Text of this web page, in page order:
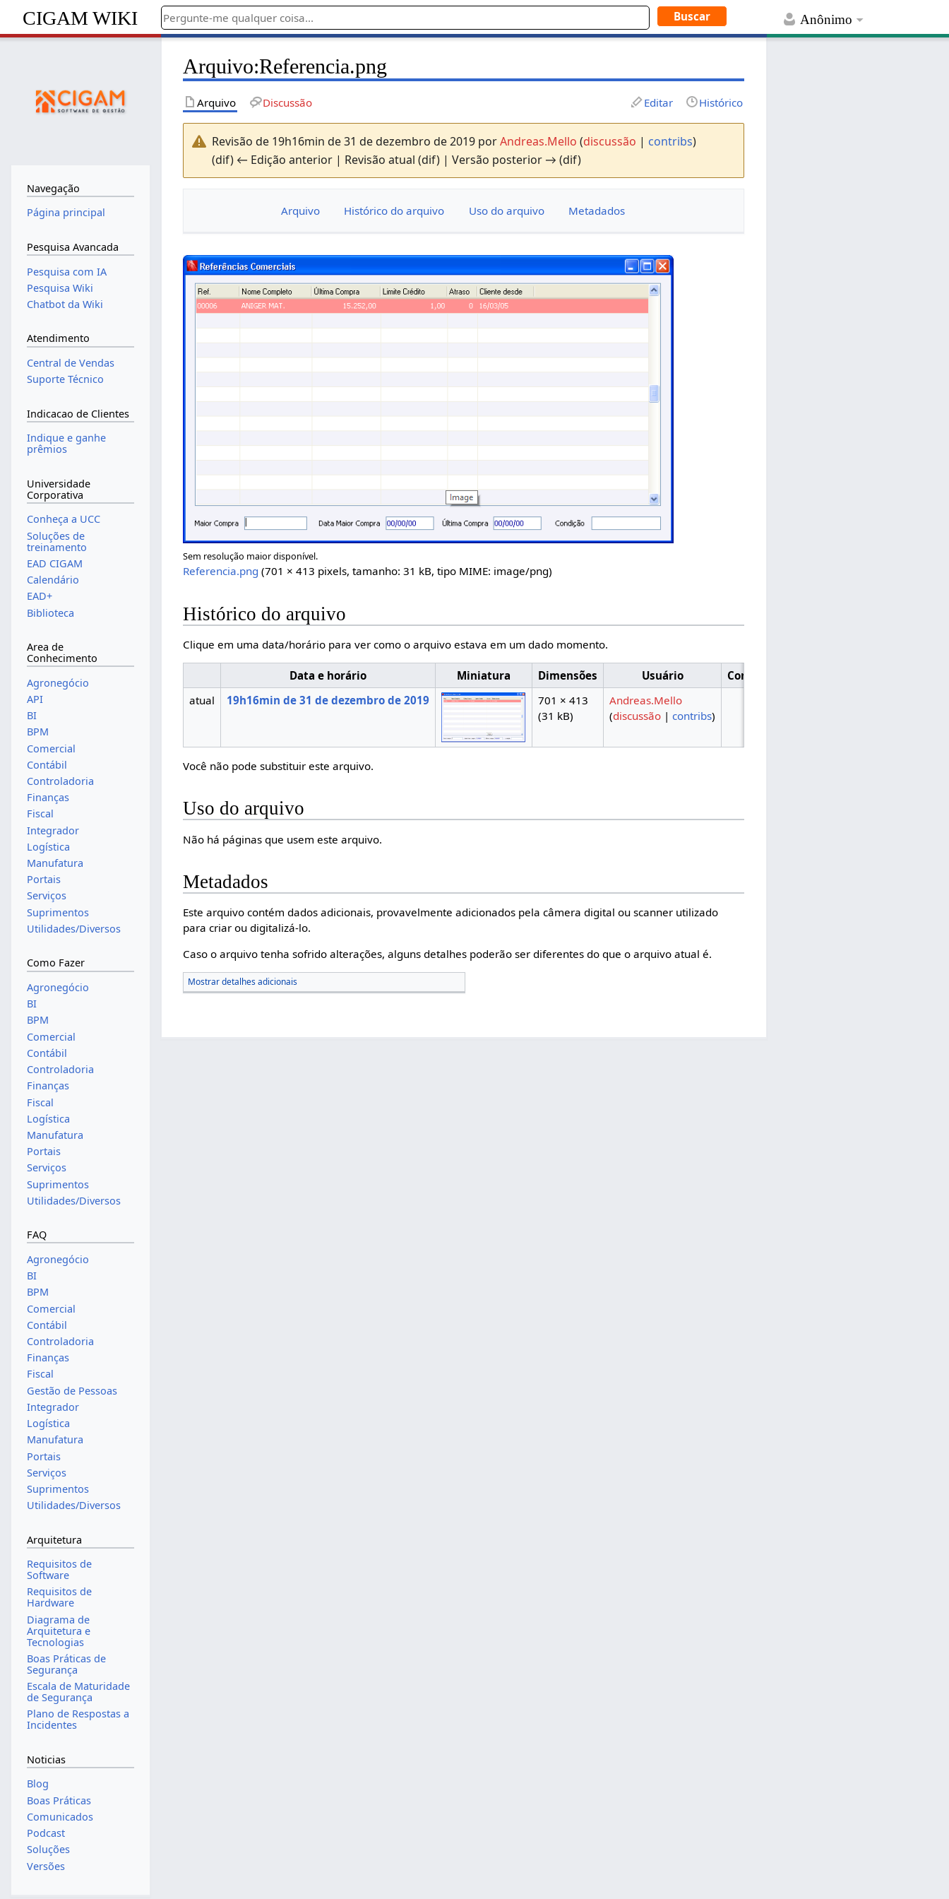
Anônimo
CIGAM WIKI
Arquivo:Referencia.png
Arquivo Discussão Editar Histórico
Revisão de 19h16min de 31 de dezembro de 2019 porAndreas.Mello (discussão | contribs)
(dif) ← Edição anterior | Revisão atual (dif) | Versão posterior → (dif)
Arquivo Histórico do arquivo Uso do arquivo Metadados
Sem resolução maior disponível.
Referencia.png (701 × 413 pixels, tamanho: 31 kB, tipo MIME: image/png)
Histórico do arquivo
Clique em uma data/horário para ver como o arquivo estava em um dado momento.
Data e horário Miniatura Dimensões Usuário
Comentário
atual
19h16min de 31 de dezembro de 2019
701 × 413
(31 kB)
Andreas.Mello
(discussão| contribs)
Você não pode substituir este arquivo.
Uso do arquivo
Não há páginas que usem este arquivo.
Metadados
Este arquivo contém dados adicionais, provavelmente adicionados pela câmera digital ou scanner utilizado
para criar ou digitalizá-lo.
Caso o arquivo tenha sofrido alterações, alguns detalhes poderão ser diferentes do que o arquivo atual é.
Mostrar detalhes adicionais
Navegação
Página principal
Pesquisa Avancada
Pesquisa com IA
Pesquisa Wiki
Chatbot da Wiki
Atendimento
Central de Vendas
Suporte Técnico
Indicacao de Clientes
Indique e ganhe
prêmios
Universidade
Corporativa
Conheça a UCC
Soluções de
treinamento
EAD CIGAM
Calendário
EAD+
Biblioteca
Area de
Conhecimento
Agronegócio
API
BI
BPM
Comercial
Contábil
Controladoria
Finanças
Fiscal
Integrador
Logística
Manufatura
Portais
Serviços
Suprimentos
Utilidades/Diversos
Como Fazer
Agronegócio
BI
BPM
Comercial
Contábil
Controladoria
Finanças
Fiscal
Logística
Manufatura
Portais
Serviços
Suprimentos
Utilidades/Diversos
FAQ
Agronegócio
BI
BPM
Comercial
Contábil
Controladoria
Finanças
Fiscal
Gestão de Pessoas
Integrador
Logística
Manufatura
Portais
Serviços
Suprimentos
Utilidades/Diversos
Arquitetura
Requisitos de
Software
Requisitos de
Hardware
Diagrama de
Arquitetura e
Tecnologias
Boas Práticas de
Segurança
Escala de Maturidade
de Segurança
Plano de Respostas a
Incidentes
Noticias
Blog
Boas Práticas
Comunicados
Podcast
Soluções
Versões